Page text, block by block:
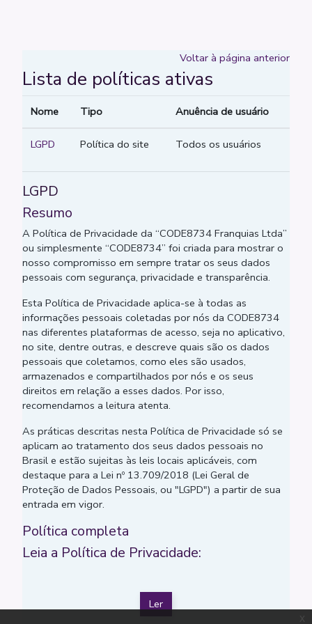
Voltar à página anterior
Lista de políticas ativas
Nome Tipo Anuência de usuário
LGPD Política do site Todos os usuários
LGPD
Resumo
A Política de Privacidade da “CODE8734 Franquias Ltda”
ou simplesmente “CODE8734” foi criada para mostrar o
nosso compromisso em sempre tratar os seus dados
pessoais com segurança, privacidade e transparência.
Esta Política de Privacidade aplica-se à todas as
informações pessoais coletadas por nós da CODE8734
nas diferentes plataformas de acesso, seja no aplicativo,
no site, dentre outras, e descreve quais são os dados
pessoais que coletamos, como eles são usados,
armazenados e compartilhados por nós e os seus
direitos em relação a esses dados. Por isso,
recomendamos a leitura atenta.
As práticas descritas nesta Política de Privacidade só se
aplicam ao tratamento dos seus dados pessoais no
Brasil e estão sujeitas às leis locais aplicáveis, com
destaque para a Lei nº 13.709/2018 (Lei Geral de
Proteção de Dados Pessoais, ou "LGPD") a partir de sua
entrada em vigor.
Política completa
Leia a Política de Privacidade:
Ler